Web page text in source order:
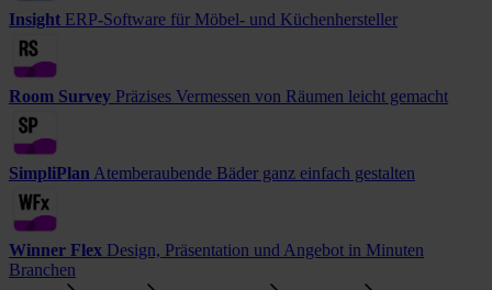
Insight ERP-Software für Möbel- und Küchenhersteller
Room Survey Präzises Vermessen von Räumen leicht gemacht
SimpliPlan Atemberaubende Bäder ganz einfach gestalten
Winner Flex Design, Präsentation und Angebot in Minuten
Branchen